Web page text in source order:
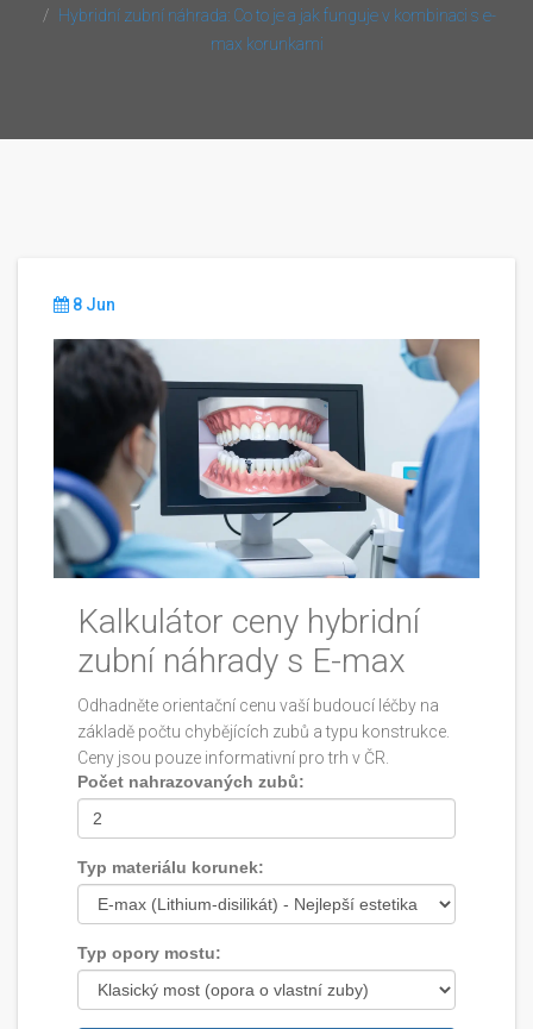
Hybridní zubní náhrada: Co to je a jak funguje v kombinaci s e-
max korunkami
8 Jun
Kalkulátor ceny hybridní
zubní náhrady s E-max
Odhadněte orientační cenu vaší budoucí léčby na
základě počtu chybějících zubů a typu konstrukce.
Ceny jsou pouze informativní pro trh v ČR.
Počet nahrazovaných zubů:
Typ materiálu korunek:
Typ opory mostu: